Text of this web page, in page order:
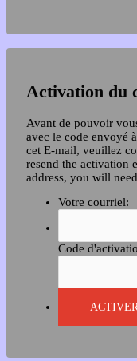
Activation du
Avant de pouvoir
avec le code envoyé
cet E-mail, veuillez
resend the activation
address, you will
Votre courriel:
Code